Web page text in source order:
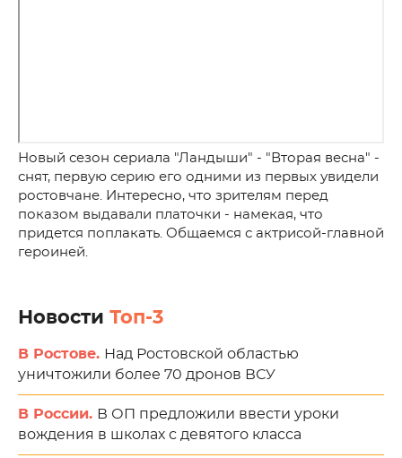
Новый сезон сериала "Ландыши" - "Вторая весна" -
снят, первую серию его одними из первых увидели
ростовчане. Интересно, что зрителям перед
показом выдавали платочки - намекая, что
придется поплакать. Общаемся с актрисой-главной
героиней.
Новости Топ-3
В Ростове. Над Ростовской областью
уничтожили более 70 дронов ВСУ
В России. В ОП предложили ввести уроки
вождения в школах с девятого класса